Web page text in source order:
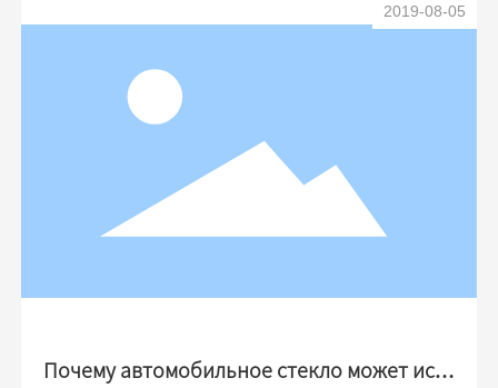
ghai Chanqi присоединится к партнеру SWISSPA
вке. Приглашаем новых и старых клиентов пос
етить переговоры. Адрес: Шанхайский новый м
еждународный выставочный центр (Пудун), 234
5 Longyang Road, новый район Пудун, Шанхай С
тенд: W2.511 Время выставки: с 5 ноября 2019
г. по 8 ноября 2019 г. Контактное лицо: менедж
ер Shiyan Контакты Тел: 13311790731133700091
2019-08-05
Почему автомобильное стекло может исп